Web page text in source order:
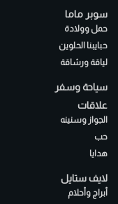
سوبر ماما
حمل وولادة
حبايبنا الحلوين
لياقة ورشاقة
سياحة وسفر
علاقات
الجواز وسنينه
حب
هدايا
لايف ستايل
أبراج وأحلام